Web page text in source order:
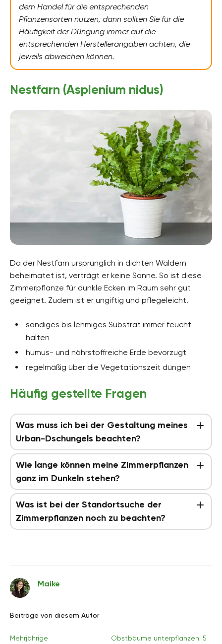
dem Handel für die entsprechenden
Pflanzensorten nutzen, dann sollten Sie für die
Häufigkeit der Düngung immer auf die
entsprechenden Herstellerangaben achten, die
jeweils abweichen können.
Nestfarn (Asplenium nidus)
Da der Nestfarn ursprünglich in dichten Wäldern
beheimatet ist, verträgt er keine Sonne. So ist diese
Zimmerpflanze für dunkle Ecken im Raum sehr gut
geeignet. Zudem ist er ungiftig und pflegeleicht.
sandiges bis lehmiges Substrat immer feucht
halten
humus- und nährstoffreiche Erde bevorzugt
regelmäßig über die Vegetationszeit düngen
Häufig gestellte Fragen
Was muss ich bei der Gestaltung meines
Urban-Dschungels beachten?
Wie lange können meine Zimmerpflanzen
ganz im Dunkeln stehen?
Was ist bei der Standortsuche der
Zimmerpflanzen noch zu beachten?
Maike
Beiträge von diesem Autor
Mehrjährige Obstbäume unterpflanzen: 5